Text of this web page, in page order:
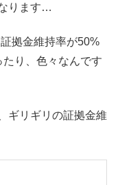
ります…
拠金維持率が50%
り、色々なんです
ギリギリの証拠金維